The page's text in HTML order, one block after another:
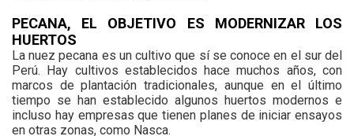
PECANA, EL OBJETIVO ES MODERNIZAR LOS
HUERTOS
La nuez pecana es un cultivo que sí se conoce en el sur del
Perú. Hay cultivos establecidos hace muchos años, con
marcos de plantación tradicionales, aunque en el último
tiempo se han establecido algunos huertos modernos e
incluso hay empresas que tienen planes de iniciar ensayos
en otras zonas, como Nasca.